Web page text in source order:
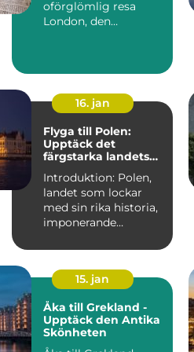
oförglömlig resa
London, den
16. jan
Flyga till Polen:
Upptäck det
färgstarka landets
Introduktion: Polen,
landet som lockar
med sin rika historia,
imponerande
natursköna ...
15. jan
Åka till Grekland -
Upptäck den Antika
Skönheten